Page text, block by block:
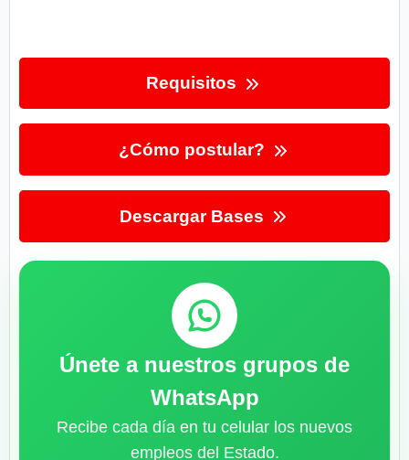
Requisitos
¿Cómo postular?
Descargar Bases
Únete a nuestros grupos de
WhatsApp
Recibe cada día en tu celular los nuevos
empleos del Estado.